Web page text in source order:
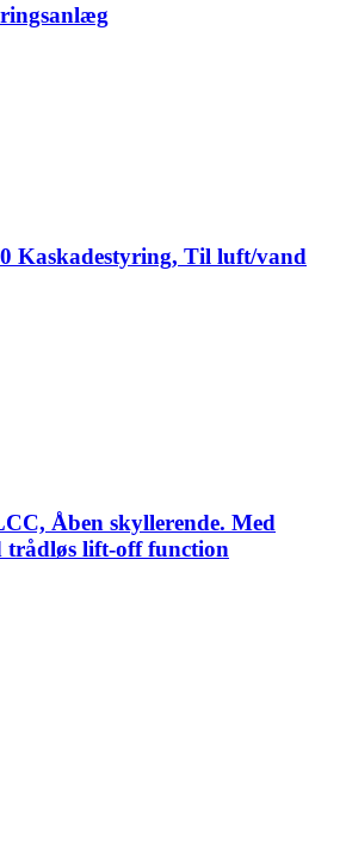
Kaskadestyring, Til luft/vand
Åben skyllerende. Med
trådløs lift-off function